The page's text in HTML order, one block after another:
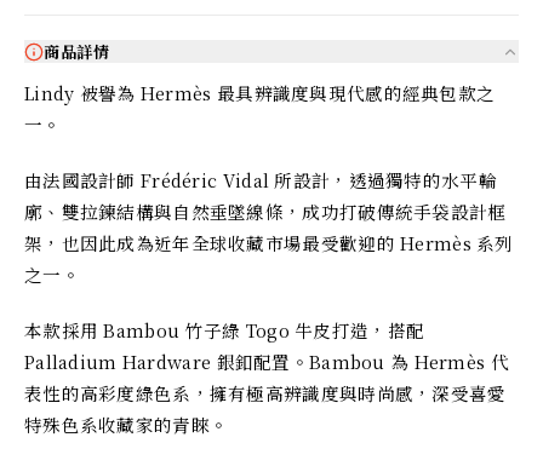
商品詳情
Lindy 被譽為 Hermès 最具辨識度與現代感的經典包款之
一。
由法國設計師 Frédéric Vidal 所設計，透過獨特的水平輪
廓、雙拉鍊結構與自然垂墜線條，成功打破傳統手袋設計框
架，也因此成為近年全球收藏市場最受歡迎的 Hermès 系列
之一。
本款採用 Bambou 竹子綠 Togo 牛皮打造，搭配
Palladium Hardware 銀釦配置。Bambou 為 Hermès 代
表性的高彩度綠色系，擁有極高辨識度與時尚感，深受喜愛
特殊色系收藏家的青睞。